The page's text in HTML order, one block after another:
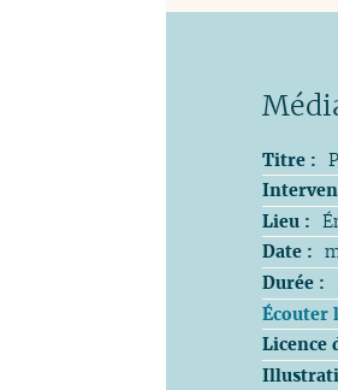
Titre :
Lieu :
Date :
Durée :
Écouter
Licence